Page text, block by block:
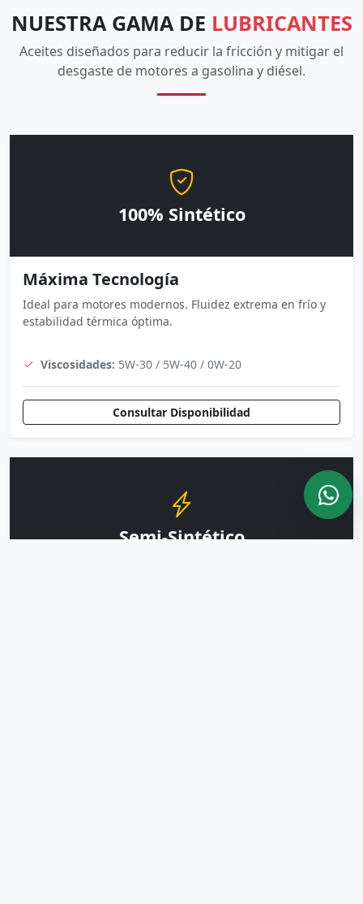
NUESTRA GAMA DE LUBRICANTES
Aceites diseñados para reducir la fricción y mitigar el
desgaste de motores a gasolina y diésel.
100% Sintético
Máxima Tecnología
Ideal para motores modernos. Fluidez extrema en frío y
estabilidad térmica óptima.
Viscosidades: 5W-30 / 5W-40 / 0W-20
Consultar Disponibilidad
Semi-Sintético